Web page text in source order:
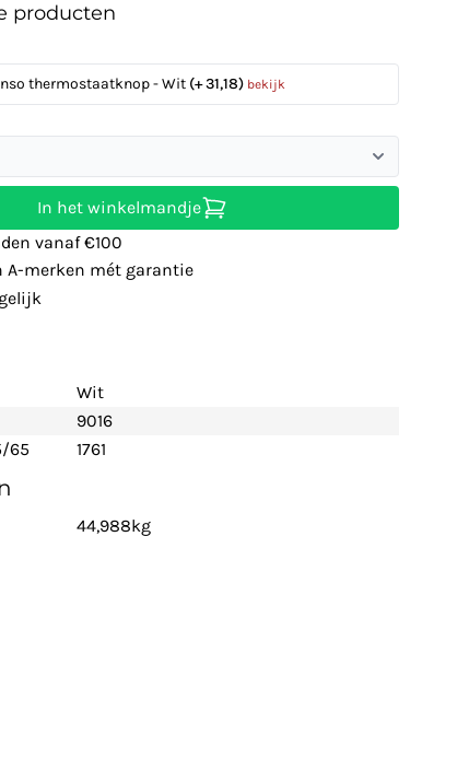
producten
thermostaatknop - Wit (+ 31,18) bekijk
In het winkelmandje
vanaf €100
A-merken mét garantie
Wit
9016
65
1761
44,988kg